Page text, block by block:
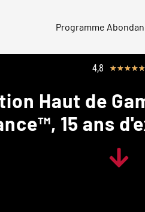
Programme
4,8 ★★★★★R
Haut de
15 ans